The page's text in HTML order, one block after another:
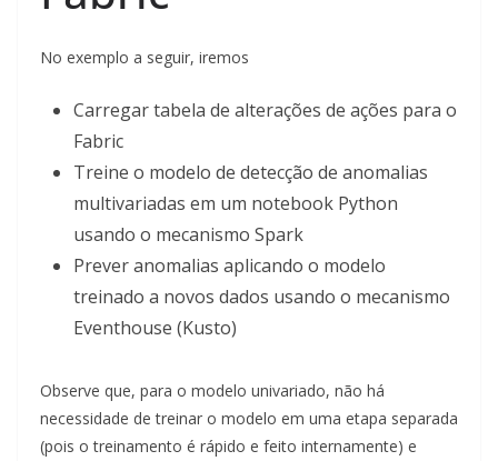
No exemplo a seguir, iremos
Carregar tabela de alterações de ações para o
Fabric
Treine o modelo de detecção de anomalias
multivariadas em um notebook Python
usando o mecanismo Spark
Prever anomalias aplicando o modelo
treinado a novos dados usando o mecanismo
Eventhouse (Kusto)
Observe que, para o modelo univariado, não há
necessidade de treinar o modelo em uma etapa separada
(pois o treinamento é rápido e feito internamente) e